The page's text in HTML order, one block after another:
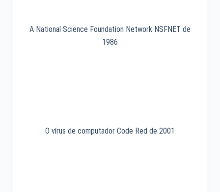
A National Science Foundation Network NSFNET de
1986
O vírus de computador Code Red de 2001